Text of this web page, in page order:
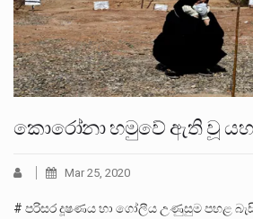
කොරෝනා හමුවේ ඇති වූ
Mar 25, 2020
# පරිසර දූෂණය හා ගෝලීය උණුසුම පහළ